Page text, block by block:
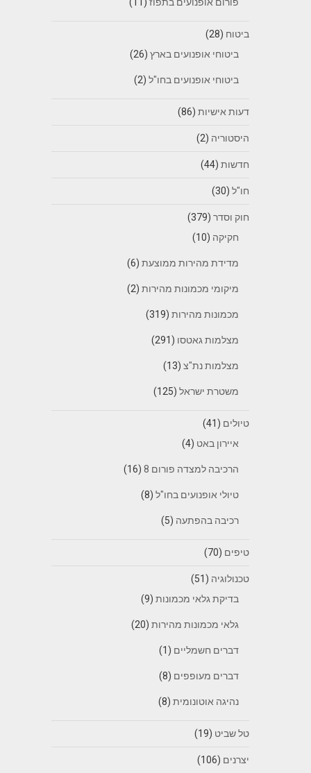
ביטוח (28)
ביטוחי אופנועים בארץ(26)
ביטוחי אופנועים בחו"ל(2)
דעות אישיות(86)
היסטוריה (2)
חדשות(44)
חו"ל(30)
חוק וסדר(379)
חקיקה (10)
מדידת מהירות ממוצעת(6)
מיקומי מכמונות מהירות(2)
מכמונות מהירות(319)
מצלמות גאטסו (291)
מצלמות נת"צ(13)
משטרת ישראל(125)
טיולים (41)
איירון באט (4)
הרכיבה למצדה פורום 8 (16)
טיולי אופנועים בחו"ל(8)
רכיבה בהפתעה (5)
טיפים (70)
טכנולוגיה (51)
בדיקת גלאי מכמונות(9)
גלאי מכמונות מהירות(20)
דברים חשמליים (1)
דברים מעופפים (8)
נהיגה אוטונומית(8)
טל שביט (19)
יצרנים (106)